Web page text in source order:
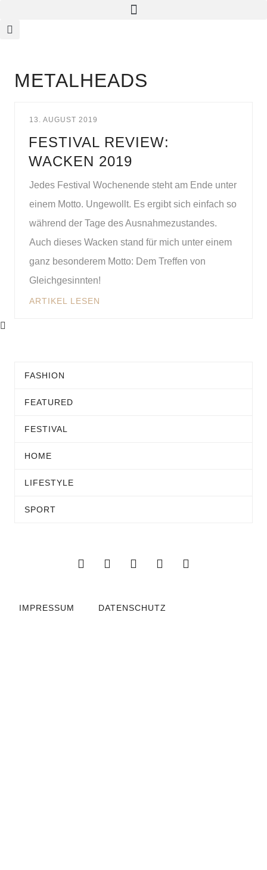
METALHEADS
13. AUGUST 2019
FESTIVAL REVIEW:
WACKEN 2019
Jedes Festival Wochenende steht am Ende unter
einem Motto. Ungewollt. Es ergibt sich einfach so
während der Tage des Ausnahmezustandes.
Auch dieses Wacken stand für mich unter einem
ganz besonderem Motto: Dem Treffen von
Gleichgesinnten!
ARTIKEL LESEN
FASHION
FEATURED
FESTIVAL
HOME
LIFESTYLE
SPORT
IMPRESSUM DATENSCHUTZ